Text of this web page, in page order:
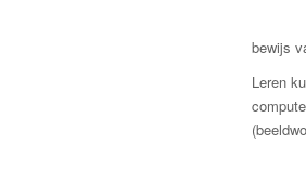
bewijs
Leren